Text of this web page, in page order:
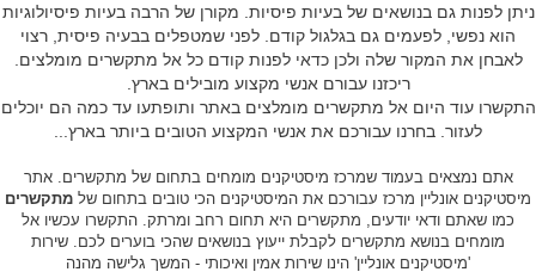
ניתן לפנות גם בנושאים של בעיות פיסיות. מקורן של הרבה בעיות פיסיולוגיות
הוא נפשי, לפעמים גם בגלגול קודם. לפני שמטפלים בבעיה פיסית, רצוי
לאבחן את המקור שלה ולכן כדאי לפנות קודם כל אל מתקשרים מומלצים.
ריכזנו עבורם אנשי מקצוע מובילים בארץ.
התקשרו עוד היום אל מתקשרים מומלצים באתר ותופתעו עד כמה הם יוכלים
לעזור. בחרנו עבורכם את אנשי המקצוע הטובים ביותר בארץ...
אתם נמצאים בעמוד שמרכז מיסטיקנים מומחים בתחום של מתקשרים. אתר
מיסטיקנים אונליין מרכז עבורכם את המיסטיקנים הכי טובים בתחום של מתקשרים
כמו שאתם ודאי יודעים, מתקשרים היא תחום רחב ומרתק. התקשרו עכשיו אל
מומחים בנושא מתקשרים לקבלת ייעוץ בנושאים שהכי בוערים לכם. שירות
'מיסטיקנים אונליין' הינו שירות אמין ואיכותי - המשך גלישה מהנה